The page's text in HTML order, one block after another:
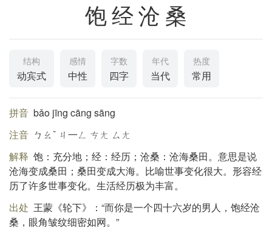
饱经沧桑
结构
动宾式
感情
中性
字数
四字
年代
当代
热度
常用
拼音 bǎo jīng cāng sāng
注音 ㄅㄠˇ ㄐ一ㄥ ㄘㄤ ㄙㄤ
解释 饱：充分地；经：经历；沧桑：沧海桑田。意思是说
沧海变成桑田；桑田变成大海。比喻世事变化很大。形容经
历了许多世事变化。生活经历极为丰富。
出处 王蒙《轮下》：“而你是一个四十六岁的男人，饱经沧
桑，眼角皱纹细密如网。”